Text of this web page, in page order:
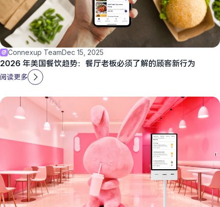
Connexup TeamDec 15, 2025
2026 年美国餐饮趋势：餐厅老板必须了解的顾客新行为
阅读更多